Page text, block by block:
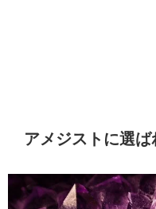
アメジストに選